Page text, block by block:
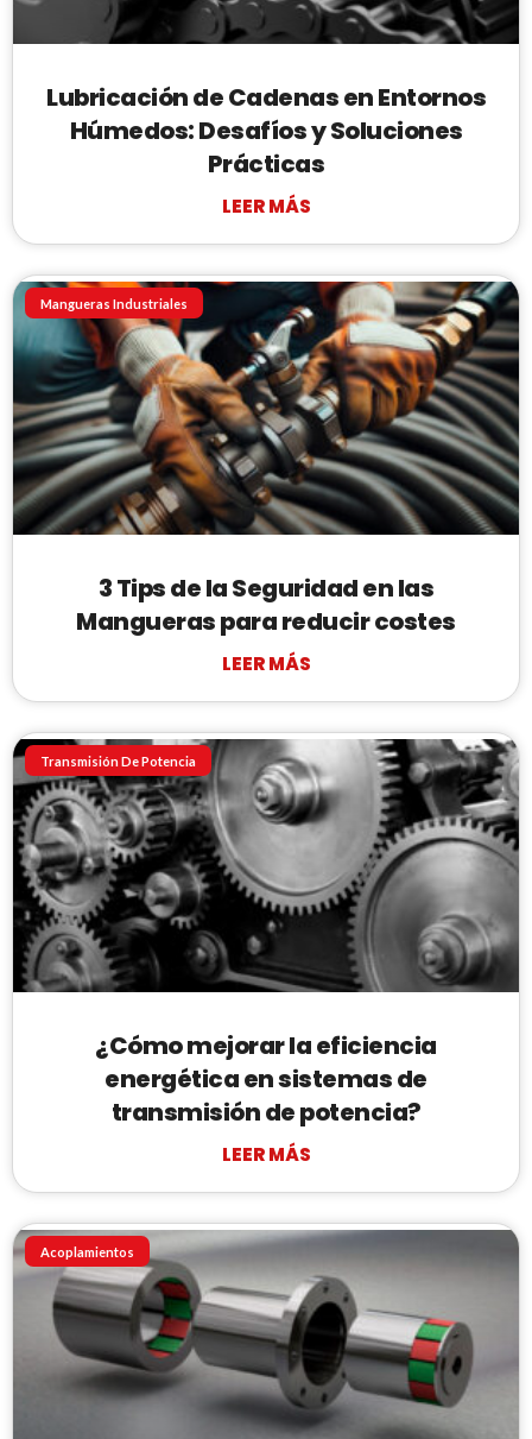
Lubricación de Cadenas en Entornos
Húmedos: Desafíos y Soluciones
Prácticas
LEER MÁS
Mangueras Industriales
3 Tips de la Seguridad en las
Mangueras para reducir costes
LEER MÁS
Transmisión De Potencia
¿Cómo mejorar la eficiencia
energética en sistemas de
transmisión de potencia?
LEER MÁS
Acoplamientos